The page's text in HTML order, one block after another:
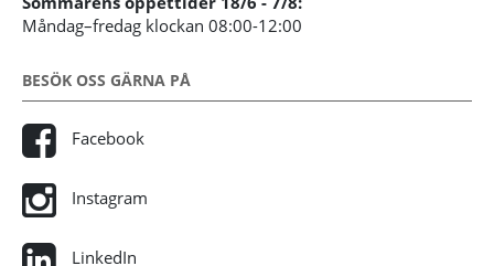
Måndag–fredag klockan 08:00-12:00
BESÖK OSS GÄRNA PÅ
Facebook
Instagram
LinkedIn